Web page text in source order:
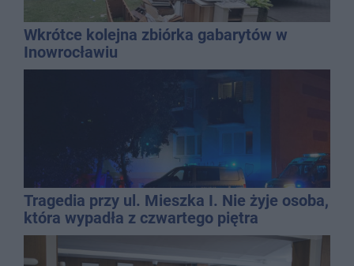
Wkrótce kolejna zbiórka gabarytów w
Inowrocławiu
Tragedia przy ul. Mieszka I. Nie żyje osoba,
która wypadła z czwartego piętra